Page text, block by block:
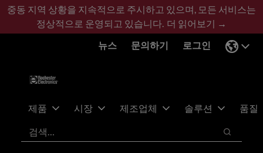
기
콘
바
글
중동 지역 상황을 지속적으로 주시하고 있으며, 모든 서비스는
정상적으로 운영되고 있습니다. 더 읽어보기 →
뉴스
문의하기 로그인
제품 시장 제조업체 솔루션
품질
검색
검색